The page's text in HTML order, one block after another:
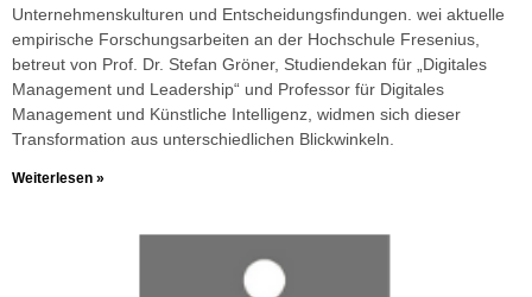
Unternehmenskulturen und Entscheidungsfindungen. wei aktuelle
empirische Forschungsarbeiten an der Hochschule Fresenius,
betreut von Prof. Dr. Stefan Gröner, Studiendekan für „Digitales
Management und Leadership“ und Professor für Digitales
Management und Künstliche Intelligenz, widmen sich dieser
Transformation aus unterschiedlichen Blickwinkeln.
Weiterlesen »